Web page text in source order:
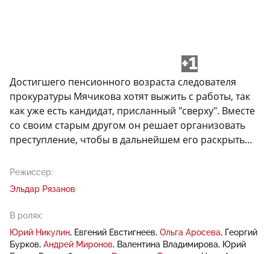
+1
Достигшего пенсионного возраста следователя
прокуратуры Мячикова хотят выжить с работы, так
как уже есть кандидат, присланный "сверху". Вместе
со своим старым другом он решает организовать
преступление, чтобы в дальнейшем его раскрыть…
Режиссер:
Эльдар Рязанов
В ролях:
Юрий Никулин Евгений Евстигнеев Ольга Аросева Георгий
Бурков Андрей Миронов Валентина Владимирова Юрий